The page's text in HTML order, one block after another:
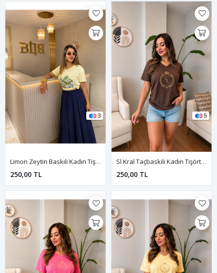
3
Limon Zeytin Baskılı Kadın Tişört-Sarı
250,00 TL
5
Sl Kral Taçbaskılı Kadın Tişört-Kahve
250,00 TL